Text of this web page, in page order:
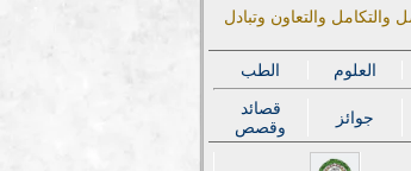
والتكامل والتعاون وتبادل
الطب العلوم
قصائد
وقصص
جوائز